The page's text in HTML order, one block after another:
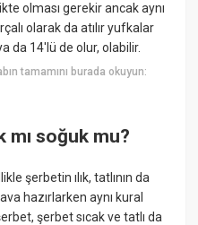
olması gerekir ancak aynı
olarak da atılır yufkalar
da 14'lü de olur, olabilir.
tamamını burada okuyun:
mı soğuk mu?
şerbetin ılık, tatlının da
hazırlarken aynı kural
şerbet sıcak ve tatlı da